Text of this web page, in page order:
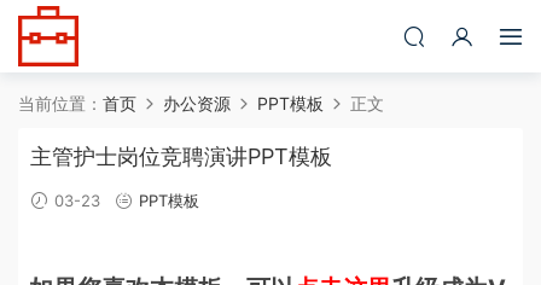
当前位置： 首页 办公资源 PPT模板 正文
主管护士岗位竞聘演讲PPT模板
03-23 PPT模板